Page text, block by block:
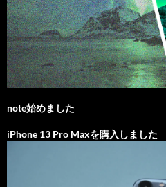
note始めました
iPhone 13 Pro Maxを購入しました